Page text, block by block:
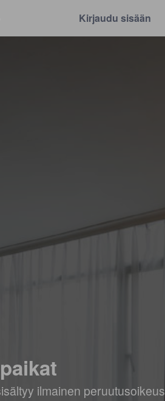
Kirjaudu sisään
ilmainen peruutusoikeus